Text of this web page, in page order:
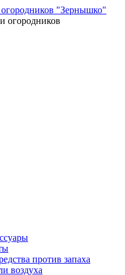
огородников
против запаха
воздуха